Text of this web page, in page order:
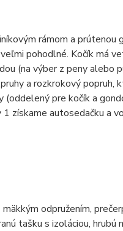
rámom a prútenou
pohodlné. Kočík má
(na výber z peny alebo
a rozkrokový popruh,
(oddelený pre kočík a
získame autosedačku a
odpružením,
tašku s izoláciou,